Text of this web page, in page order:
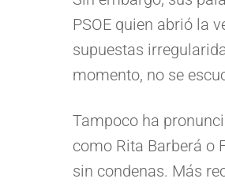
PSOE quien abrió la
supuestas
momento, no se
Tampoco ha
como Rita Barberá o
sin condenas. Más